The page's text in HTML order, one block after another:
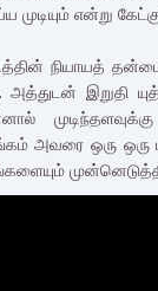
என்று
நியாயத்
இறுதி
அவரை ஒரு